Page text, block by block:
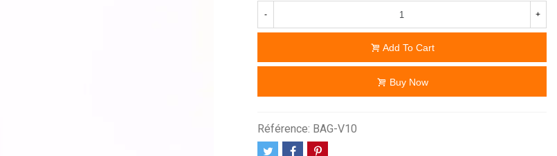
- +
Add To Cart
Buy Now
Référence: BAG-V10